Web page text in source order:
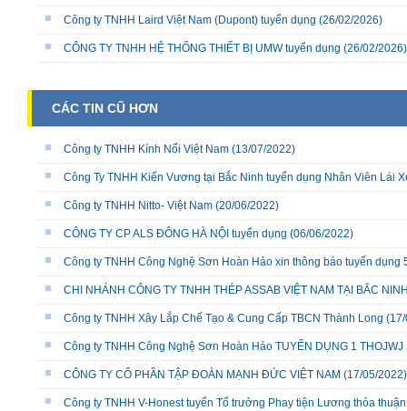
Công ty TNHH Laird Việt Nam (Dupont) tuyển dụng (26/02/2026)
CÔNG TY TNHH HỆ THỐNG THIẾT BỊ UMW tuyển dụng (26/02/2026)
CÁC TIN CŨ HƠN
Công ty TNHH Kính Nổi Việt Nam (13/07/2022)
Công Ty TNHH Kiến Vương tại Bắc Ninh tuyển dụng Nhân Viên Lái
Công ty TNHH Nitto- Việt Nam (20/06/2022)
CÔNG TY CP ALS ĐÔNG HÀ NỘI tuyển dụng (06/06/2022)
Công ty TNHH Công Nghệ Sơn Hoàn Hảo xin thông báo tuyển dụng
CHI NHÁNH CÔNG TY TNHH THÉP ASSAB VIỆT NAM TẠI BẮC
Công ty TNHH Xây Lắp Chế Tạo & Cung Cấp TBCN Thành Long
Công ty TNHH Công Nghệ Sơn Hoàn Hảo TUYỂN DỤNG 1
CÔNG TY CỔ PHẦN TẬP ĐOÀN MẠNH ĐỨC VIỆT NAM (17/05/2022)
Công ty TNHH V-Honest tuyển Tổ trưởng Phay tiện Lương thỏa thuận